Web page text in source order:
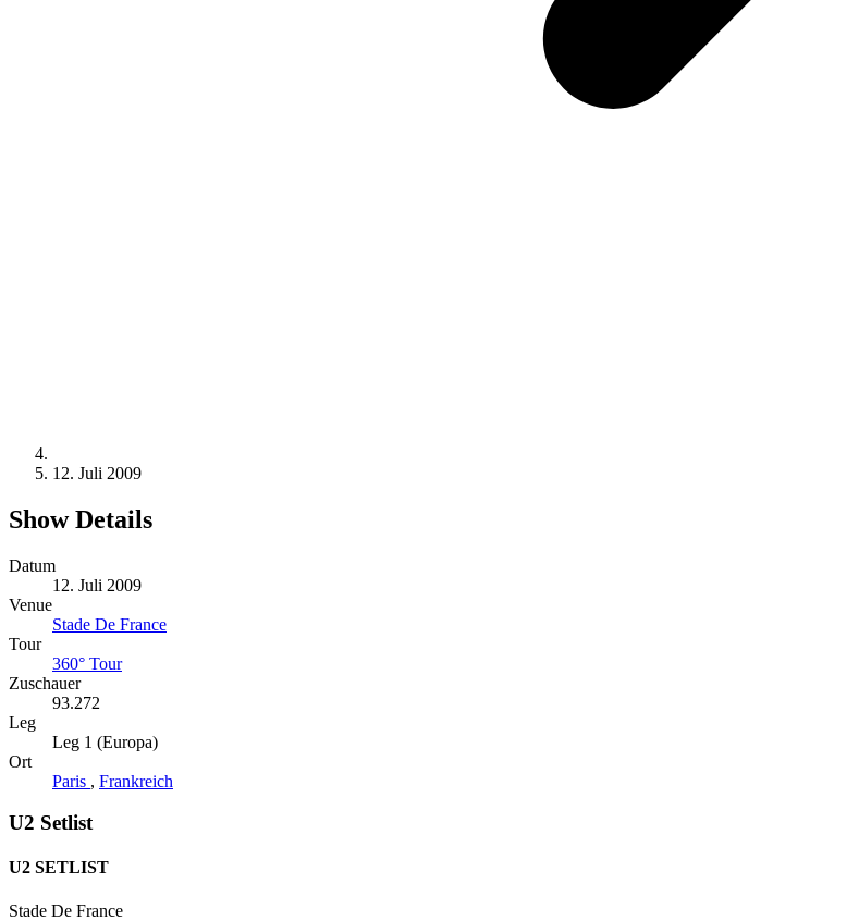
12. Juli 2009
Show Details
Datum
12. Juli 2009
Venue
Stade De France
Tour
360° Tour
Zuschauer
93.272
Leg
Leg 1 (Europa)
Ort
Paris , Frankreich
U2 Setlist
U2 SETLIST
Stade De France